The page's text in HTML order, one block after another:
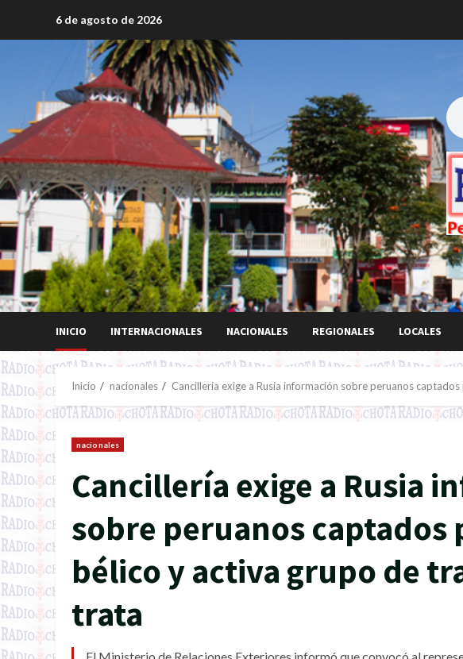
6 de agosto de 2026
INICIO INTERNACIONALES NACIONALES REGIONALES LOCALES
Inicio nacionales Cancillería exige a Rusia información sobre peruanos
nacionales
Cancillería exige a Rusia
sobre peruanos captados
bélico y activa grupo de
trata